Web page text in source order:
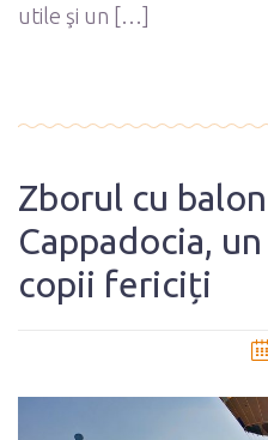
utile şi un […]
Zborul cu
Cappadocia,
copii fericiți